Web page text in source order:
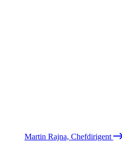
Martin Rajna, Chefdirigent